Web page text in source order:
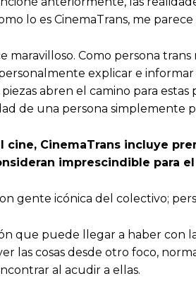
lo es CinemaTrans, me
maravilloso. Como persona
explicar e informar
abren el camino para
de una persona simplemente
cine, CinemaTrans incluye
imprescindible para
gente icónica del colectivo;
que puede llegar a haber con
las cosas desde otro foco,
al acudir a ellas.